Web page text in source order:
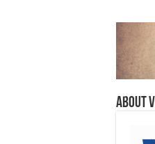
About